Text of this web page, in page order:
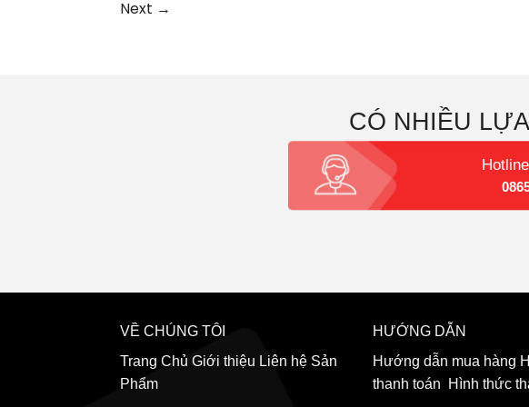
Next →
CÓ NHIỀU
VỀ CHÚNG TÔI
Trang Chủ Giới thiệu Liên hệ Sản
Phẩm
HƯỚNG DẪN
Hướng dẫn mua hàng
thanh toán
Hình thức